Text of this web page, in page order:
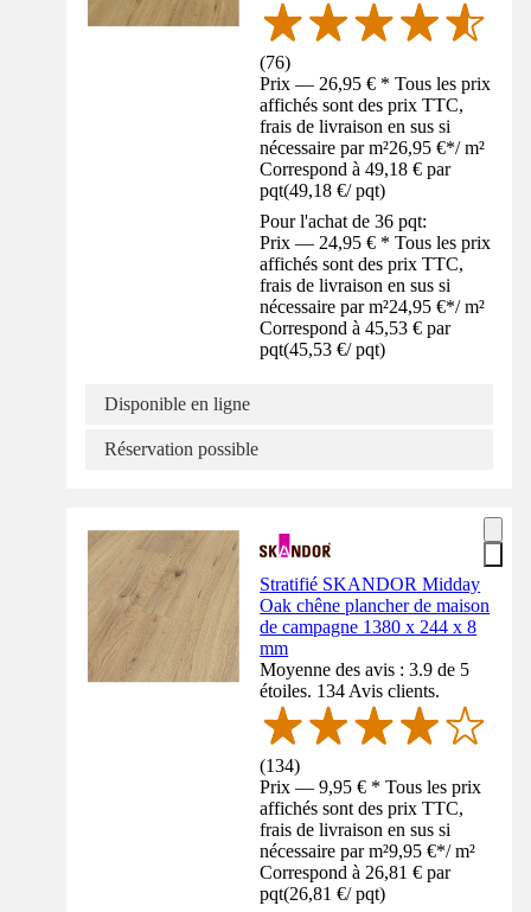
(76)
Prix — 26,95 € * Tous les prix
affichés sont des prix TTC,
frais de livraison en sus si
nécessaire par m²26,95 €*/ m²
Correspond à 49,18 € par
pqt(49,18 €/ pqt)
Pour l'achat de 36 pqt:
Prix — 24,95 € * Tous les prix
affichés sont des prix TTC,
frais de livraison en sus si
nécessaire par m²24,95 €*/ m²
Correspond à 45,53 € par
pqt(45,53 €/ pqt)
Disponible en ligne
Réservation possible
Stratifié SKANDOR Midday
Oak chêne plancher de maison
de campagne 1380 x 244 x 8
mm
Moyenne des avis : 3.9 de 5
étoiles. 134 Avis clients.
(134)
Prix — 9,95 € * Tous les prix
affichés sont des prix TTC,
frais de livraison en sus si
nécessaire par m²9,95 €*/ m²
Correspond à 26,81 € par
pqt(26,81 €/ pqt)